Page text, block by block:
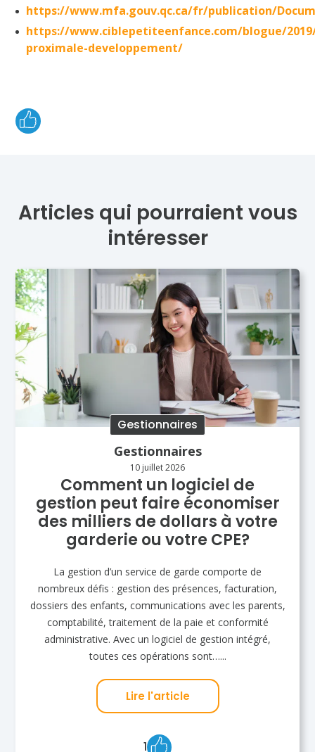
https://www.mfa.gouv.qc.ca/fr/publication/
https://www.ciblepetiteenfance.com/blogue/
proximale-developpement/
Articles qui pourraient vous
intéresser
Gestionnaires
Gestionnaires
10 juillet 2026
Comment un logiciel de
gestion peut faire économiser
des milliers de dollars à votre
garderie ou votre CPE?
La gestion d’un service de garde comporte de
nombreux défis : gestion des présences, facturation,
dossiers des enfants, communications avec les parents,
comptabilité, traitement de la paie et conformité
administrative. Avec un logiciel de gestion intégré,
toutes ces opérations sont…...
Lire l'article
1